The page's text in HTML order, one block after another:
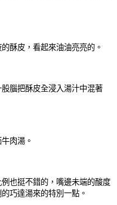
酥皮，看起來油油亮亮的。
腦把酥皮全浸入湯汁中混著
肉湯。
也挺不錯的，嘴邊未端的酸度
巧達湯來的特別一點。